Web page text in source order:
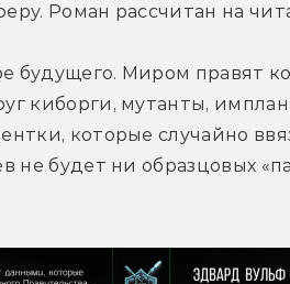
Роман рассчитан на
будущего. Миром правят
киборги, мутанты,
которые случайно
не будет ни образцовых